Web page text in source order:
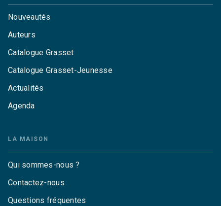
Nouveautés
Auteurs
Catalogue Grasset
Catalogue Grasset-Jeunesse
Actualités
Agenda
LA MAISON
Qui sommes-nous ?
Contactez-nous
Questions fréquentes